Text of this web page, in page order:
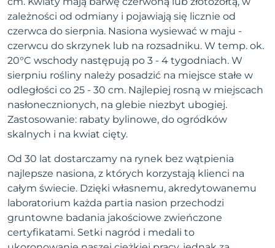
zależności od odmiany i pojawiają się licznie od
czerwca do sierpnia. Nasiona wysiewać w maju -
czerwcu do skrzynek lub na rozsadniku. W temp. ok.
20°C wschody następują po 3 - 4 tygodniach. W
sierpniu rośliny należy posadzić na miejsce stałe w
odległości co 25 - 30 cm. Najlepiej rosną w miejscach
nasłonecznionych, na glebie niezbyt ubogiej.
Zastosowanie: rabaty bylinowe, do ogródków
skalnych i na kwiat cięty.
Od 30 lat dostarczamy na rynek bez wątpienia
najlepsze nasiona, z których korzystają klienci na
całym świecie. Dzięki własnemu, akredytowanemu
laboratorium każda partia nasion przechodzi
gruntowne badania jakościowe zwieńczone
certyfikatami. Setki nagród i medali to